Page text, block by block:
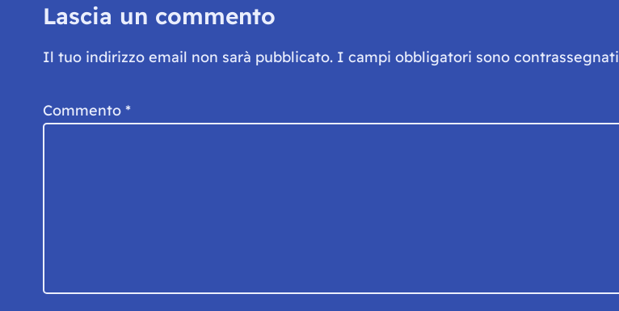
Lascia un commento
Il tuo indirizzo email non sarà pubblicato. I campi obbligatori sono contrassegnati
Commento *